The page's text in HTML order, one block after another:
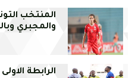
المنتخب
والمجبري
الرابطة